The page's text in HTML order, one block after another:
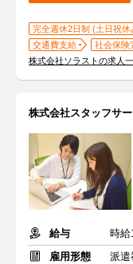
完全週休2日制 (土日祝休
交通費支給
社会保険
株式会社ソラストの求人
株式会社スタッフサ
給与
時給
雇用形態
派遣